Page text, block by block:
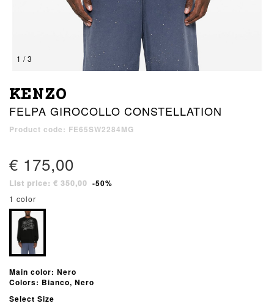
1 / 3
KENZO
FELPA GIROCOLLO CONSTELLATION
Product code: FE65SW2284MG
€ 175,00
List price: € 350,00 -50%
1 color
Main color: Nero
Colors: Bianco, Nero
Select Size